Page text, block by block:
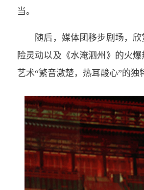
当。
随后，媒体团移步剧场，欣
险灵动以及《水淹泗州》的火
艺术“繁音激楚，热耳酸心”的独